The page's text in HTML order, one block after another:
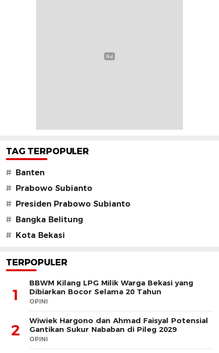
TAG TERPOPULER
# Banten
# Prabowo Subianto
# Presiden Prabowo Subianto
# Bangka Belitung
# Kota Bekasi
TERPOPULER
1
BBWM Kilang LPG Milik Warga Bekasi yang
Dibiarkan Bocor Selama 20 Tahun
OPINI
2
Wiwiek Hargono dan Ahmad Faisyal Potensial
Gantikan Sukur Nababan di Pileg 2029
OPINI